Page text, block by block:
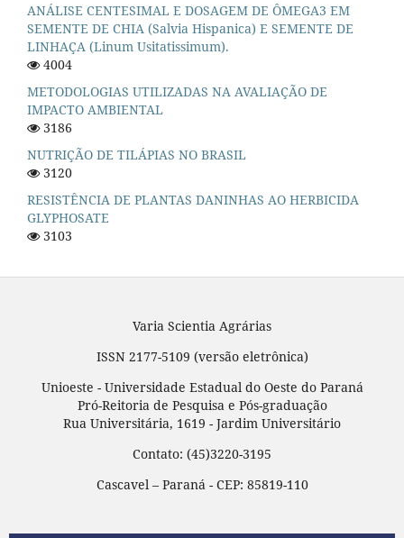
ANÁLISE CENTESIMAL E DOSAGEM DE ÔMEGA3 EM
SEMENTE DE CHIA (Salvia Hispanica) E SEMENTE DE
LINHAÇA (Linum Usitatissimum).
4004
METODOLOGIAS UTILIZADAS NA AVALIAÇÃO DE
IMPACTO AMBIENTAL
3186
NUTRIÇÃO DE TILÁPIAS NO BRASIL
3120
RESISTÊNCIA DE PLANTAS DANINHAS AO HERBICIDA
GLYPHOSATE
3103
Varia Scientia Agrárias
ISSN 2177-5109 (versão eletrônica)
Unioeste - Universidade Estadual do Oeste do Paraná
Pró-Reitoria de Pesquisa e Pós-graduação
Rua Universitária, 1619 - Jardim Universitário
Contato: (45)3220-3195
Cascavel – Paraná - CEP: 85819-110